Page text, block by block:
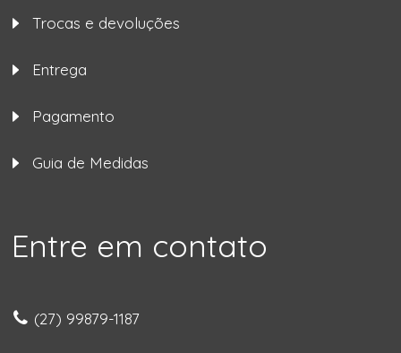
Trocas e devoluções
Entrega
Pagamento
Guia de Medidas
Entre em contato
(27) 99879-1187